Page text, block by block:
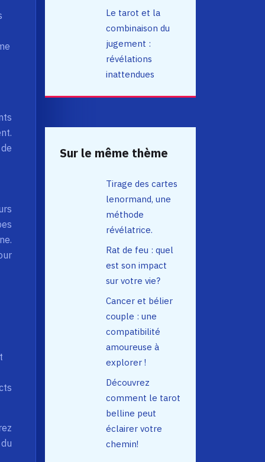
Le tarot et la
combinaison du
jugement :
révélations
inattendues
Sur le même thème
Tirage des cartes
lenormand, une
méthode
révélatrice.
Rat de feu : quel
est son impact
sur votre vie?
Cancer et bélier
couple : une
compatibilité
amoureuse à
explorer !
Découvrez
comment le tarot
belline peut
éclairer votre
chemin!